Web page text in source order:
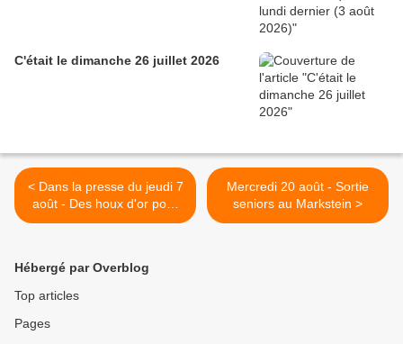
C'était le dimanche 26 juillet 2026
< Dans la presse du jeudi 7
août - Des houx d'or pour
six bénévoles
Mercredi 20 août - Sortie
seniors au Markstein >
Hébergé par Overblog
Top articles
Pages